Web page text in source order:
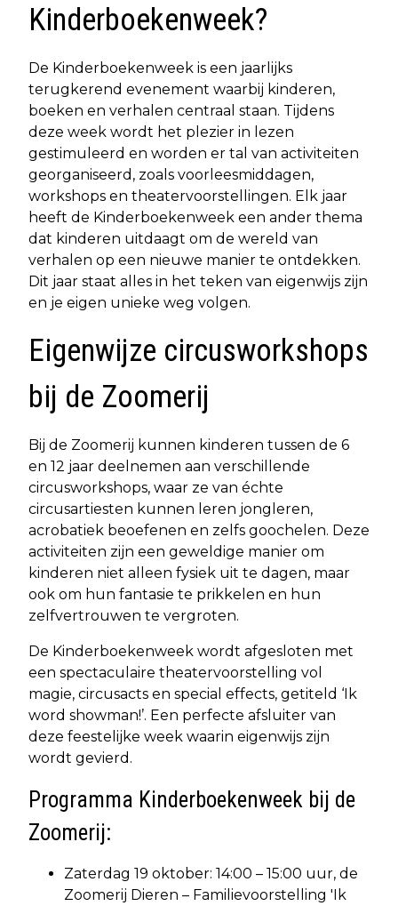
Kinderboekenweek?
De Kinderboekenweek is een jaarlijks
terugkerend evenement waarbij kinderen,
boeken en verhalen centraal staan. Tijdens
deze week wordt het plezier in lezen
gestimuleerd en worden er tal van activiteiten
georganiseerd, zoals voorleesmiddagen,
workshops en theatervoorstellingen. Elk jaar
heeft de Kinderboekenweek een ander thema
dat kinderen uitdaagt om de wereld van
verhalen op een nieuwe manier te ontdekken.
Dit jaar staat alles in het teken van eigenwijs zijn
en je eigen unieke weg volgen.
Eigenwijze circusworkshops
bij de Zoomerij
Bij de Zoomerij kunnen kinderen tussen de 6
en 12 jaar deelnemen aan verschillende
circusworkshops, waar ze van échte
circusartiesten kunnen leren jongleren,
acrobatiek beoefenen en zelfs goochelen. Deze
activiteiten zijn een geweldige manier om
kinderen niet alleen fysiek uit te dagen, maar
ook om hun fantasie te prikkelen en hun
zelfvertrouwen te vergroten.
De Kinderboekenweek wordt afgesloten met
een spectaculaire theatervoorstelling vol
magie, circusacts en special effects, getiteld ‘Ik
word showman!’. Een perfecte afsluiter van
deze feestelijke week waarin eigenwijs zijn
wordt gevierd.
Programma Kinderboekenweek bij de
Zoomerij:
Zaterdag 19 oktober: 14:00 – 15:00 uur, de
Zoomerij Dieren – Familievoorstelling 'Ik